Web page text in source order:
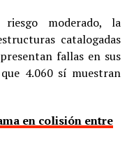
moderado, la
catalogadas
fallas en sus
4.060 sí muestran
en colisión entre